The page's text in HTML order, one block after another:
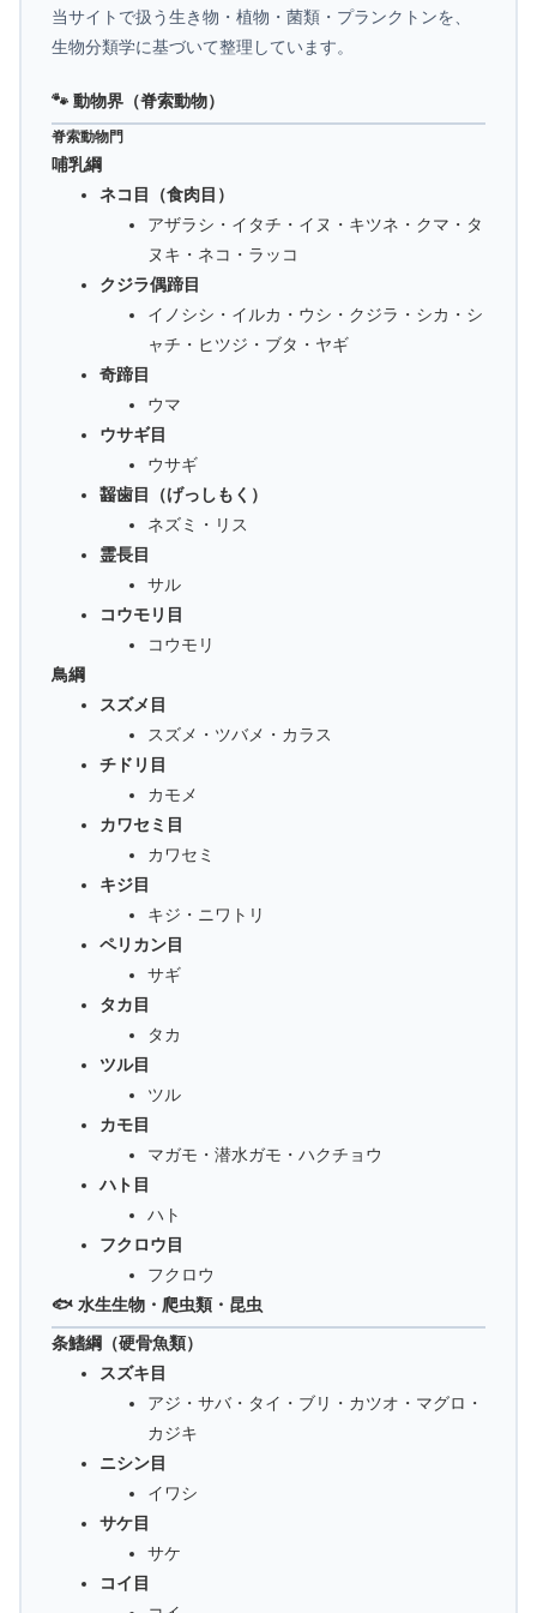
当サイトで扱う生き物・植物・菌類・プランクトンを、
生物分類学に基づいて整理しています。
🐾 動物界（脊索動物）
脊索動物門
哺乳綱
ネコ目（食肉目）
アザラシ・イタチ・イヌ・キツネ・クマ・タ
ヌキ・ネコ・ラッコ
クジラ偶蹄目
イノシシ・イルカ・ウシ・クジラ・シカ・シ
ャチ・ヒツジ・ブタ・ヤギ
奇蹄目
ウマ
ウサギ目
ウサギ
齧歯目（げっしもく）
ネズミ・リス
霊長目
サル
コウモリ目
コウモリ
鳥綱
スズメ目
スズメ・ツバメ・カラス
チドリ目
カモメ
カワセミ目
カワセミ
キジ目
キジ・ニワトリ
ペリカン目
サギ
タカ目
タカ
ツル目
ツル
カモ目
マガモ・潜水ガモ・ハクチョウ
ハト目
ハト
フクロウ目
フクロウ
🐟 水生生物・爬虫類・昆虫
条鰭綱（硬骨魚類）
スズキ目
アジ・サバ・タイ・ブリ・カツオ・マグロ・
カジキ
ニシン目
イワシ
サケ目
サケ
コイ目